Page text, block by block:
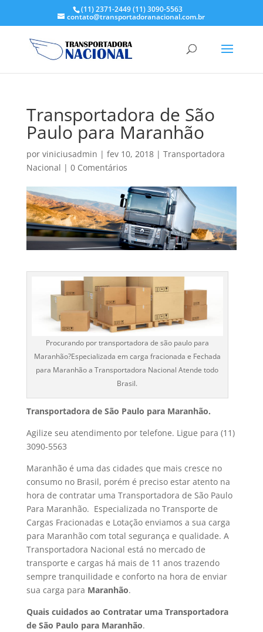
(11) 2371-2449(11) 3090-5563
contato@transportadoranacional.com.br
Transportadora de São
Paulo para Maranhão
por viniciusadmin | fev 10, 2018| Transportadora
Nacional | 0 Comentários
Procurando por transportadora de são paulo para
Maranhão?Especializada em carga fracionada e Fechada
para Maranhão a Transportadora Nacional Atende todo
Brasil.
Transportadora de São Paulo para Maranhão.
Agilize seu atendimento por telefone. Ligue para (11)
3090-5563
Maranhão é uma das cidades que mais cresce no
consumo no Brasil, porém é preciso estar atento na
hora de contratar uma Transportadora de São Paulo
Para Maranhão. Especializada no Transporte de
Cargas Fracionadas e Lotação enviamos a sua carga
para Maranhão com total segurança e qualidade. A
Transportadora Nacional está no mercado de
transporte e cargas há mais de 11 anos trazendo
sempre tranquilidade e conforto na hora de enviar
sua carga para Maranhão.
Quais cuidados ao Contratar uma Transportadora
de São Paulo para Maranhão.